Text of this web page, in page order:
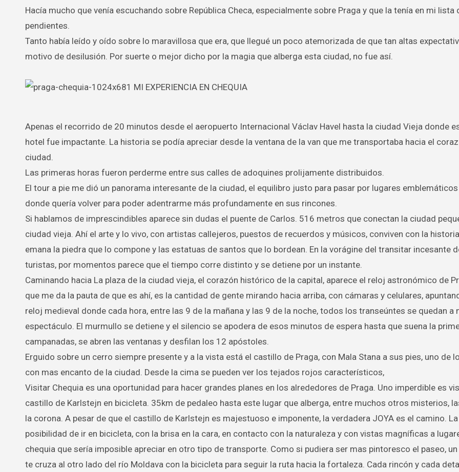
Hacía mucho que venía escuchando sobre República Checa, especialmente sobre Praga y que la tenía en mi lista
pendientes.
Tanto había leído y oído sobre lo maravillosa que era, que llegué un poco atemorizada de que tan altas
motivo de desilusión. Por suerte o mejor dicho por la magia que alberga esta ciudad, no fue así.
Apenas el recorrido de 20 minutos desde el aeropuerto Internacional Václav Havel hasta la ciudad Vieja donde
hotel fue impactante. La historia se podía apreciar desde la ventana de la van que me transportaba hacia el
ciudad.
Las primeras horas fueron perderme entre sus calles de adoquines prolijamente distribuidos.
El tour a pie me dió un panorama interesante de la ciudad, el equilibro justo para pasar por lugares
donde quería volver para poder adentrarme más profundamente en sus rincones.
Si hablamos de imprescindibles aparece sin dudas el puente de Carlos. 516 metros que conectan la ciudad
ciudad vieja. Ahí el arte y lo vivo, con artistas callejeros, puestos de recuerdos y músicos, conviven con la
emana la piedra que lo compone y las estatuas de santos que lo bordean. En la vorágine del transitar incesante
turistas, por momentos parece que el tiempo corre distinto y se detiene por un instante.
Caminando hacia La plaza de la ciudad vieja, el corazón histórico de la capital, aparece el reloj astronómico de
que me da la pauta de que es ahí, es la cantidad de gente mirando hacia arriba, con cámaras y celulares,
reloj medieval donde cada hora, entre las 9 de la mañana y las 9 de la noche, todos los transeúntes se quedan a
espectáculo. El murmullo se detiene y el silencio se apodera de esos minutos de espera hasta que suena la
campanadas, se abren las ventanas y desfilan los 12 apóstoles.
Erguido sobre un cerro siempre presente y a la vista está el castillo de Praga, con Mala Stana a sus pies, uno de
con mas encanto de la ciudad. Desde la cima se pueden ver los tejados rojos característicos,
Visitar Chequia es una oportunidad para hacer grandes planes en los alrededores de Praga. Uno imperdible es
castillo de Karlstejn en bicicleta. 35km de pedaleo hasta este lugar que alberga, entre muchos otros misterios,
la corona. A pesar de que el castillo de Karlstejn es majestuoso e imponente, la verdadera JOYA es el camino. La
posibilidad de ir en bicicleta, con la brisa en la cara, en contacto con la naturaleza y con vistas magníficas a
chequia que sería imposible apreciar en otro tipo de transporte. Como si pudiera ser mas pintoresco el paseo,
te cruza al otro lado del río Moldava con la bicicleta para seguir la ruta hacia la fortaleza. Cada rincón y cada